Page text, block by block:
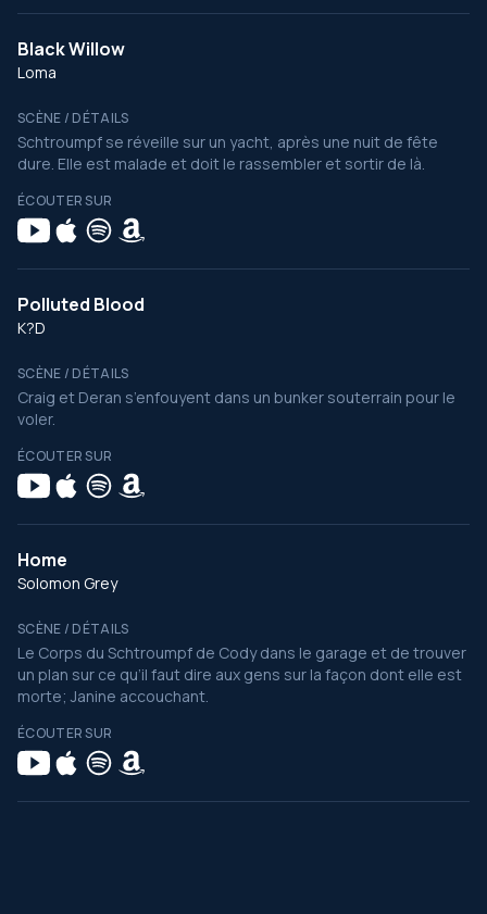
Black Willow
Loma
SCÈNE / DÉTAILS
Schtroumpf se réveille sur un yacht, après une nuit de fête
dure. Elle est malade et doit le rassembler et sortir de là.
ÉCOUTER SUR
Polluted Blood
K?D
SCÈNE / DÉTAILS
Craig et Deran s’enfouyent dans un bunker souterrain pour le
voler.
ÉCOUTER SUR
Home
Solomon Grey
SCÈNE / DÉTAILS
Le Corps du Schtroumpf de Cody dans le garage et de trouver
un plan sur ce qu’il faut dire aux gens sur la façon dont elle est
morte; Janine accouchant.
ÉCOUTER SUR